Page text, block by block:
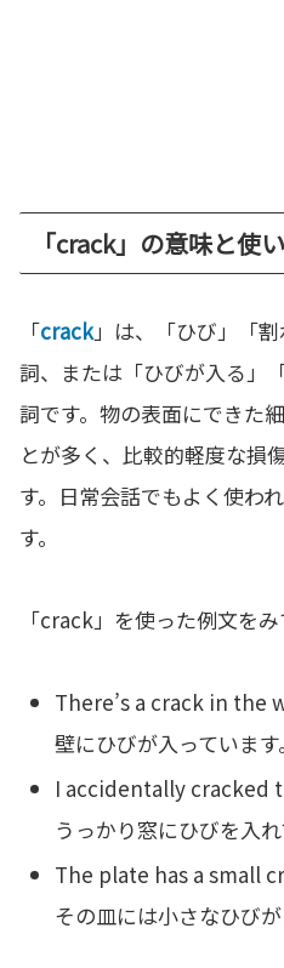
「crack」の意味と使
「crack」は、「ひび」「
詞、または「ひびが入る」
詞です。物の表面にできた
とが多く、比較的軽度な損
す。日常会話でもよく使わ
す。
「crack」を使った例文をみ
There’s a crack in the
壁にひびが入っています。
I accidentally cracked
うっかり窓にひびを入れ
The plate has a small
その皿には小さなひびが